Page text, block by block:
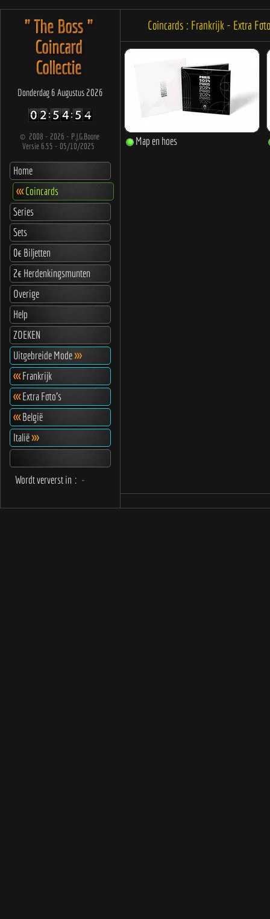
" The Boss "
Coincard
Collectie
Donderdag 6 Augustus 2026
© 2008 - 2026 - P.J.G.Boone
Versie 6.55 - 05/10/2025
Home
<<<Coincards
Series
Sets
0€ Biljetten
2€ Herdenkingsmunten
Overige
Help
ZOEKEN
Uitgebreide Mode>>>
<<<Frankrijk
<<<Extra Foto's
<<<België
Italië>>>
Wordt ververst in : -
Coincards : Frankrijk - Extra